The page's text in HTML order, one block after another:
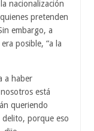
nacionalización
pretenden
embargo, a
posible, “a la
a haber
está
queriendo
porque eso